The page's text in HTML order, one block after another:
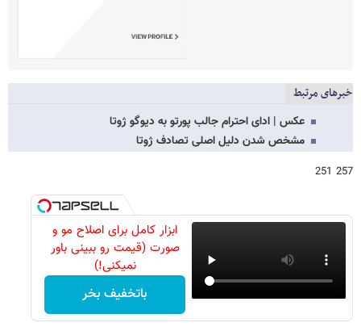
خبرهای مرتبط
عکس | ادای احترام جالب پورتو به دیوگو ژوتا
مشخص شدن دلیل اصلی تصادف ژوتا
257 251
ابزار کامل برای اصلاح مو و
صورت (قیمت رو ببینی باور
نمیکنی!)
باتخفیف بخر